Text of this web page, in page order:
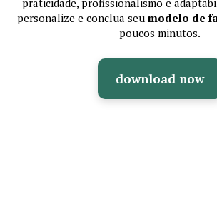
personalize e conclua seu modelo de
poucos minutos.
download now